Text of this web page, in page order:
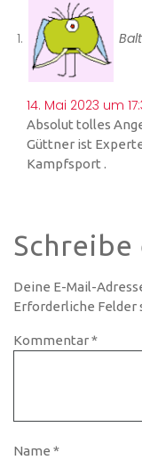
14. Mai 2023 um
Absolut tolles
Güttner ist
Kampfsport .
Deine E-Mail-
Erforderliche Felder
Kommentar*
Name *